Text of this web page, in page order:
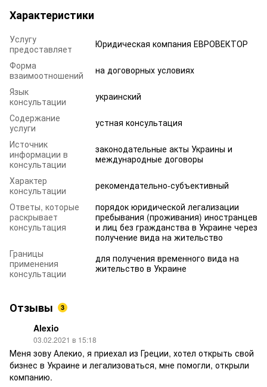
Характеристики
Услугу
предоставляет
Юридическая компания ЕВРОВЕКТОР
Форма
взаимоотношений
на договорных условиях
Язык
консультации
украинский
Содержание
услуги
устная консультация
Источник
информации в
консультации
законодательные акты Украины и
международные договоры
Характер
консультации
рекомендательно-субъективный
Ответы, которые
раскрывает
консультация
порядок юридической легализации
пребывания (проживания) иностранцев
и лиц без гражданства в Украине через
получение вида на жительство
Границы
применения
консультации
для получения временного вида на
жительство в Украине
Отзывы 3
Alexio
03.02.2021 в 15:18
Меня зову Алекио, я приехал из Греции, хотел открыть свой
бизнес в Украине и легализоваться, мне помогли, открыли
компанию.